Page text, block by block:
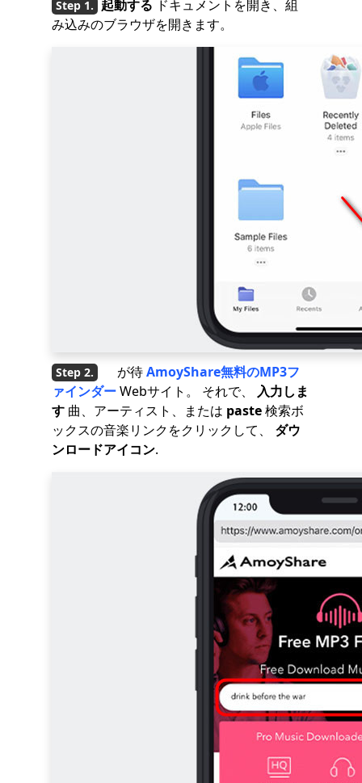
起動する ドキュメントを開き、組
み込みのブラウザを開きます。
が待AmoyShare無料のMP3フ
ァインダーWebサイト。 それで、 入力しま
す 曲、アーティスト、または paste検索ボ
ックスの音楽リンクをクリックして、 ダウ
ンロードアイコン.